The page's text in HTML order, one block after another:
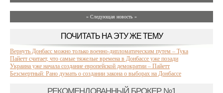
» Следующая новость »
ПОЧИТАТЬ НА ЭТУ ЖЕ ТЕМУ
Вернуть Донбасс можно только военно-дипломатическим путем – Тука
Пайетт считает, что самые тяжелые времена в Донбассе уже позади
Украина уже начала создание европейской демократии – Пайетт
Безсмертный: Рано думать о создании закона о выборах на Донбассе
РЕКОМЕНДОВАННЫЙ БРОКЕР №1